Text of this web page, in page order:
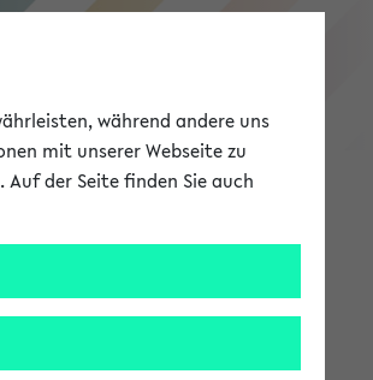
eKVV
während andere uns
mit unserer Webseite zu
der Seite finden Sie auch